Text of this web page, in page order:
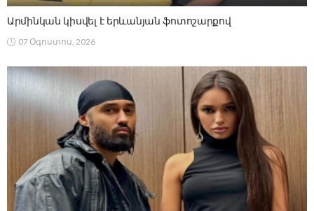
Արմինկան կիսվել է երևանյան ֆոտոշարքով
07 Օգոստոս, 2026